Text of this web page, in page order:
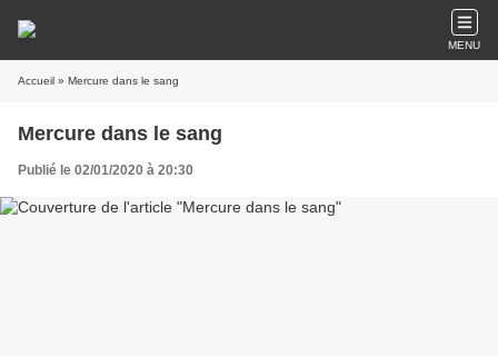
MENU
Accueil » Mercure dans le sang
Mercure dans le sang
Publié le 02/01/2020 à 20:30